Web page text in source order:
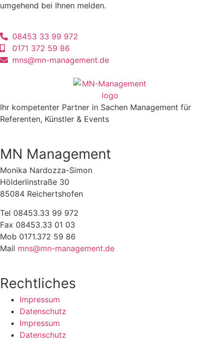
umgehend bei Ihnen melden.
08453 33 99 972
0171 372 59 86
mns@mn-management.de
Ihr kompetenter Partner in Sachen Management für
Referenten, Künstler & Events
MN Management
Monika Nardozza-Simon
Hölderlinstraße 30
85084 Reichertshofen
Tel 08453.33 99 972
Fax 08453.33 01 03
Mob 0171.372 59 86
Mail mns@mn-management.de
Rechtliches
Impressum
Datenschutz
Impressum
Datenschutz